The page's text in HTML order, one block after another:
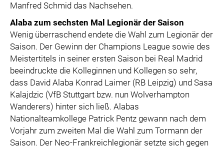
Manfred Schmid das Nachsehen.
Alaba zum sechsten Mal Legionär der Saison
Wenig überraschend endete die Wahl zum Legionär der
Saison. Der Gewinn der Champions League sowie des
Meistertitels in seiner ersten Saison bei Real Madrid
beeindruckte die Kolleginnen und Kollegen so sehr,
dass David Alaba Konrad Laimer (RB Leipzig) und Sasa
Kalajdzic (VfB Stuttgart bzw. nun Wolverhampton
Wanderers) hinter sich ließ. Alabas
Nationalteamkollege Patrick Pentz gewann nach dem
Vorjahr zum zweiten Mal die Wahl zum Tormann der
Saison. Der Neo-Frankreichlegionär setzte sich gegen